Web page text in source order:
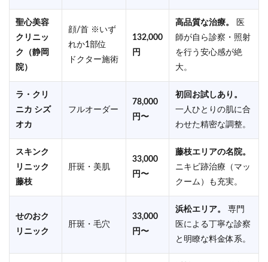
聖心美容
クリニッ
ク（静岡
院）
顔/首 ※いず
れか1部位
ドクター施術
132,000
円
高品質な治療。
医
師が自ら診察・照射
を行う安心感が絶
大。
ラ・クリ
ニカ シズ
オカ
フルオーダー
78,000
円〜
初回お試しあり。
一人ひとりの肌に合
わせた精密な調整。
スキンク
リニック
藤枝
肝斑・美肌
33,000
円〜
藤枝エリアの名院。
ニキビ跡治療（マッ
クーム）も充実。
せのおク
リニック
肝斑・毛穴
33,000
円〜
浜松エリア。
専門
医による丁寧な診察
と明瞭な料金体系。